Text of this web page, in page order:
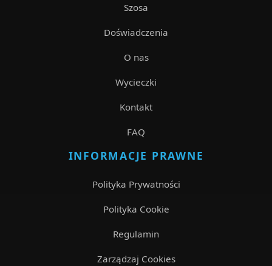
Szosa
Doświadczenia
O nas
Wycieczki
Kontakt
FAQ
INFORMACJE PRAWNE
Polityka Prywatności
Polityka Cookie
Regulamin
Zarządzaj Cookies